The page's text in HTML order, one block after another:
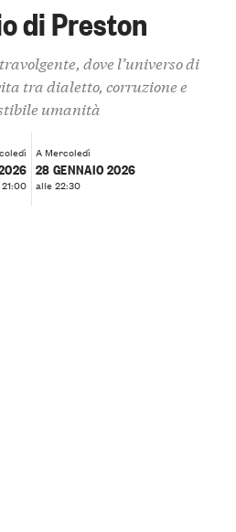
di Preston
dove l’universo di
tra dialetto, corruzione e
umanità
A Mercoledì
28 GENNAIO 2026
alle 22:30